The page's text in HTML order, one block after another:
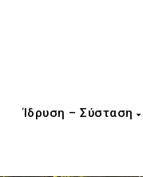
Ίδρυση – Σύσταση